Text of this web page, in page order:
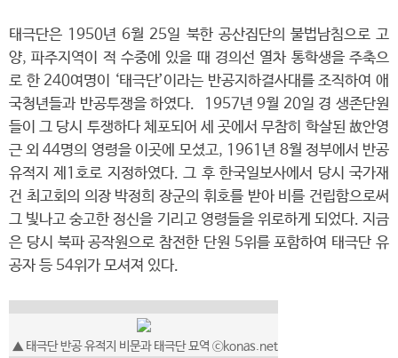
태극단은 1950년 6월 25일 북한 공산집단의 불법남침으로 고
양, 파주지역이 적 수중에 있을 때 경의선 열차 통학생을 주축으
로 한 240여명이 ‘태극단’이라는 반공지하결사대를 조직하여 애
국청년들과 반공투쟁을 하였다. 1957년 9월 20일 경 생존단원
들이 그 당시 투쟁하다 체포되어 세 곳에서 무참히 학살된 故안영
근 외 44명의 영령을 이곳에 모셨고, 1961년 8월 정부에서 반공
유적지 제1호로 지정하였다. 그 후 한국일보사에서 당시 국가재
건 최고회의 의장 박정희 장군의 휘호를 받아 비를 건립함으로써
그 빛나고 숭고한 정신을 기리고 영령들을 위로하게 되었다. 지금
은 당시 북파 공작원으로 참전한 단원 5위를 포함하여 태극단 유
공자 등 54위가 모셔져 있다.
▲ 태극단 반공 유적지 비문과 태극단 묘역 ⓒkonas.net